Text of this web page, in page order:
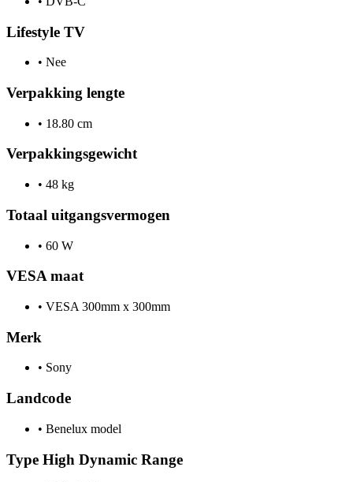
Lifestyle TV
• Nee
Verpakking lengte
• 18.80 cm
Verpakkingsgewicht
• 48 kg
Totaal uitgangsvermogen
• 60 W
VESA maat
• VESA 300mm x 300mm
Merk
• Sony
Landcode
• Benelux model
Type High Dynamic Range